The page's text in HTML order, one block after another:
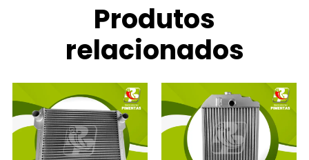
Produtos
relacionados